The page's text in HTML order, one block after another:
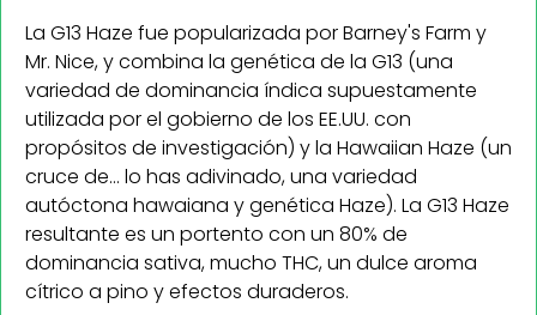
La G13 Haze fue popularizada por Barney's Farm y
Mr. Nice, y combina la genética de la G13 (una
variedad de dominancia índica supuestamente
utilizada por el gobierno de los EE.UU. con
propósitos de investigación) y la Hawaiian Haze (un
cruce de... lo has adivinado, una variedad
autóctona hawaiana y genética Haze). La G13 Haze
resultante es un portento con un 80% de
dominancia sativa, mucho THC, un dulce aroma
cítrico a pino y efectos duraderos.